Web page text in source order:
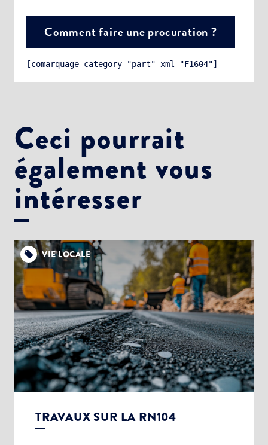
Comment faire une procuration ?
[comarquage category="part" xml="F1604"]
Ceci pourrait
également vous
intéresser
VIE LOCALE
TRAVAUX SUR LA RN104
Choisissez votre abonnement :
Alertes Mail
Newsletter Culture